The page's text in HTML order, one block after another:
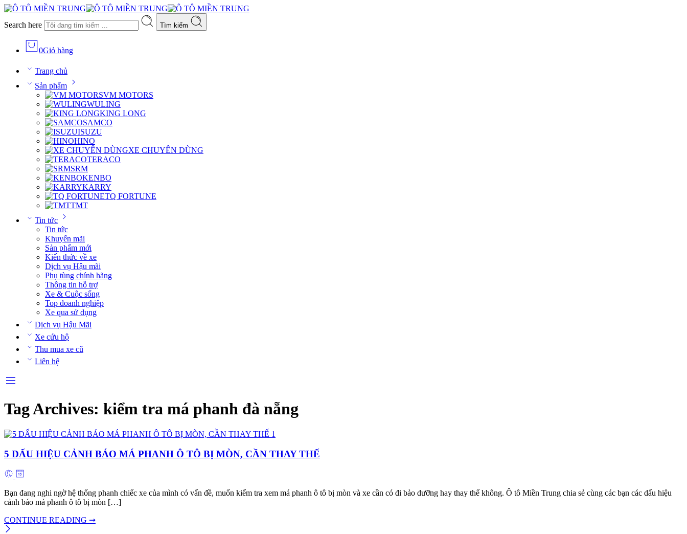
Search here Tìm kiếm
0Giỏ hàng
Trang chủ
Sản phẩm
VM MOTORS
WULING
KING LONG
SAMCO
ISUZU
HINO
XE CHUYÊN DÙNG
TERACO
SRM
KENBO
KARRY
TQ FORTUNE
TMT
Tin tức
Tin tức
Khuyến mãi
Sản phẩm mới
Kiến thức về xe
Dịch vụ Hậu mãi
Phụ tùng chính hãng
Thông tin hỗ trợ
Xe & Cuộc sống
Top doanh nghiệp
Xe qua sử dụng
Dịch vụ Hậu Mãi
Xe cứu hộ
Thu mua xe cũ
Liên hệ
Tag Archives: kiểm tra má phanh đà nẵng
5 DẤU HIỆU CẢNH BÁO MÁ PHANH Ô TÔ BỊ MÒN, CẦN THAY THẾ
Bạn đang nghi ngờ hệ thống phanh chiếc xe của mình có vấn đề, muốn kiểm tra xem má phanh ô tô bị mòn và xe cần có đi bảo dưỡng hay thay thế không. Ô tô Miền Trung chia sẻ cùng các bạn các dấu hiệu
cảnh báo má phanh ô tô bị mòn […]
CONTINUE READING ➞